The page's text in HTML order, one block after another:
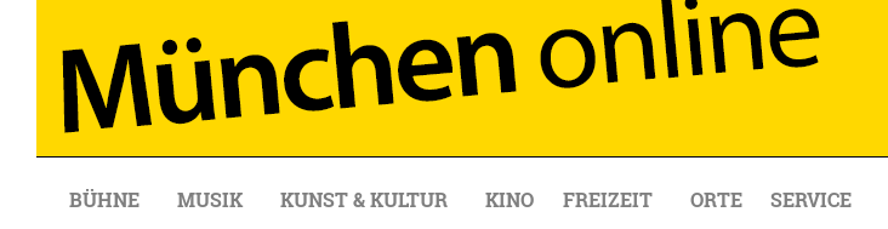
BÜHNE MUSIK KUNST & KULTUR KINO FREIZEIT ORTE SERVICE